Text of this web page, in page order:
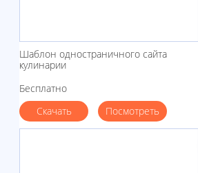
Шаблон одностраничного сайта
кулинарии
Бесплатно
Скачать
Посмотреть